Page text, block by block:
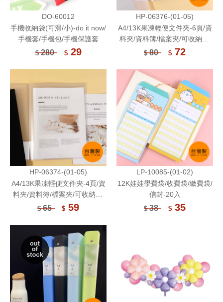
DO-60012
手機收納袋(可滑/小)-do it now/
手機套/手機包/手機保護套
$280 $29
HP-06376-(01-05)
A4/13K果凍輕便文件夾-6頁/資
料夾/資料簿/檔案夾/可收納A3
文件/文書收納
$80 $ 72
HP-06374-(01-05)
A4/13K果凍輕便文件夾-4頁/資
料夾/資料簿/檔案夾/可收納A3
文件/文書收納
$65 $ 59
LP-10085-(01-02)
12K娃娃學費袋/收費袋/繳費袋/
信封-20入
$38 $ 35